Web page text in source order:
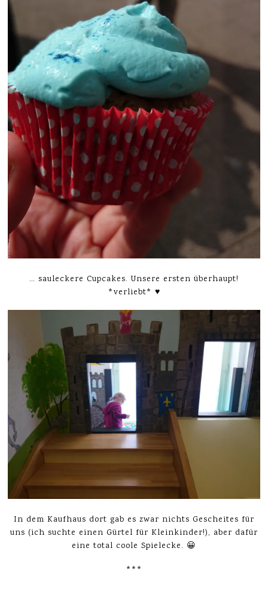
… sauleckere Cupcakes. Unsere ersten überhaupt!
*verliebt* ♥
In dem Kaufhaus dort gab es zwar nichts Gescheites für
uns (ich suchte einen Gürtel für Kleinkinder!), aber dafür
eine total coole Spielecke. 😀
***